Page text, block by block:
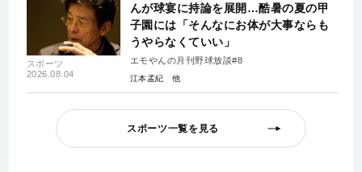
スポーツ
2026.08.04
んが球宴に持論を展開…酷暑の夏の甲
子園には「そんなにお体が大事ならも
うやらなくていい」
エモやんの月刊野球放談#8
江本孟紀
スポーツ一覧を見る